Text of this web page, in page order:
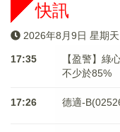
快訊
2026年8月9日 星期
17:35
【盈警】綠
不少於85%
17:26 德適-